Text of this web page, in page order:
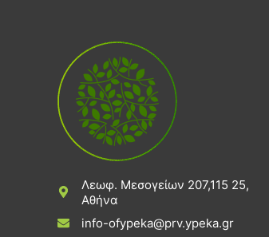
Λεωφ. Μεσογείων 207,115 25,
Αθήνα
info-ofypeka@prv.ypeka.gr